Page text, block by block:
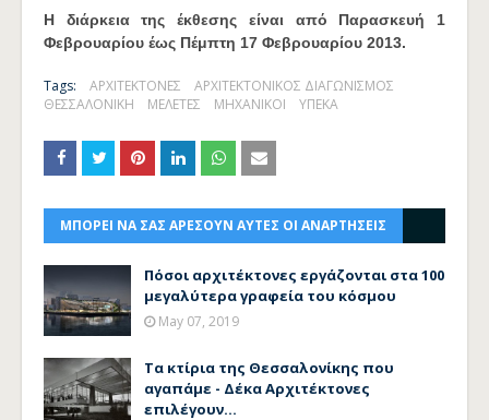
Η διάρκεια της έκθεσης είναι από Παρασκευή 1
Φεβρουαρίου έως Πέμπτη 17 Φεβρουαρίου 2013.
Tags: ΑΡΧΙΤΕΚΤΟΝΕΣ
ΑΡΧΙΤΕΚΤΟΝΙΚΟΣ ΔΙΑΓΩΝΙΣΜΟΣ
ΘΕΣΣΑΛΟΝΙΚΗ
ΜΕΛΕΤΕΣ ΜΗΧΑΝΙΚΟΙ ΥΠΕΚΑ
ΜΠΟΡΕΙ ΝΑ ΣΑΣ ΑΡΕΣΟΥΝ ΑΥΤΕΣ ΟΙ ΑΝΑΡΤΗΣΕΙΣ
Πόσοι αρχιτέκτονες εργάζονται στα 100
μεγαλύτερα γραφεία του κόσμου
May 07, 2019
Τα κτίρια της Θεσσαλονίκης που
αγαπάμε - Δέκα Αρχιτέκτονες
επιλέγουν...